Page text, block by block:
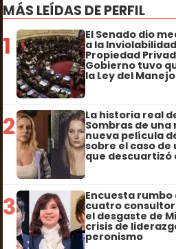
MÁS LEÍDAS DE PERFIL
1 El Senado dio
a la
Propiedad
Gobierno tuvo
la Ley del
2 La historia real
Sombras de una
nueva película
sobre el caso de
que descuartizó
3 Encuesta rumbo
cuatro
el desgaste de
crisis de
peronismo